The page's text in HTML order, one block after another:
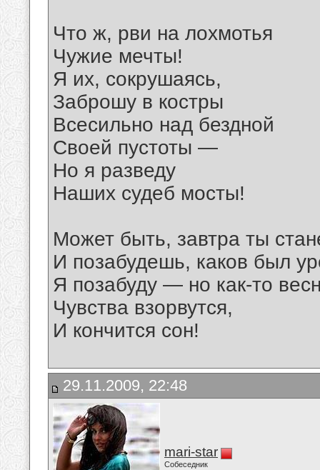
Что ж, рви на лохмотья
Чужие мечты!
Я их, сокрушаясь,
Заброшу в костры
Всесильно над бездной
Своей пустоты —
Но я разведу
Наших судеб мосты!
Может быть, завтра ты
И позабудешь, каков был
Я позабуду — но как-то
Чувства взорвутся,
И кончится сон!
29.11.2009, 22:48
mari-star
Собеседник